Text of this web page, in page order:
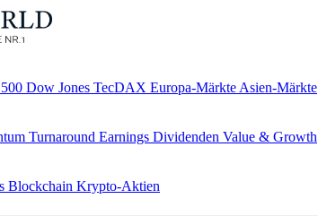
Dow Jones TecDAX Europa-Märkte Asien-Märkte
Turnaround Earnings Dividenden Value & Growth
Blockchain Krypto-Aktien